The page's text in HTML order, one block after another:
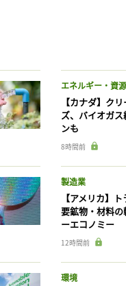
エネルギー・資源
【カナダ】ク
ズ、バイオガ
ンも
8時間前
製造業
【アメリカ】
要鉱物・材料
ーエコノミー
12時間前
環境